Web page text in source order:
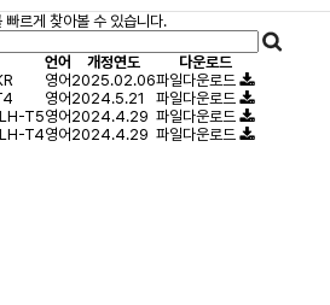
빠르게 찾아볼 수 있습니다.
언어 개정연도
다운로드
영어 2025.02.06파일다운로드
영어 2024.5.21
파일다운로드
T5영어 2024.4.29 파일다운로드
T4영어 2024.4.29 파일다운로드